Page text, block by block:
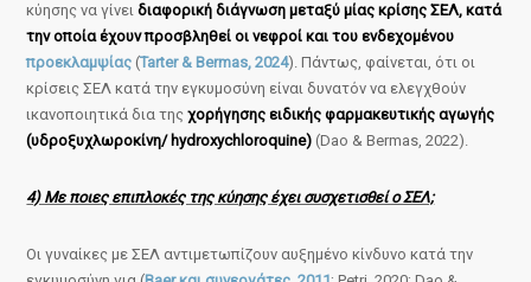
κύησης να γίνειδιαφορική διάγνωση μεταξύ μίας κρίσης ΣΕΛ, κατά
την οποία έχουν προσβληθεί οι νεφροί και του ενδεχομένου
προεκλαμψίας (Tarter & Bermas, 2024). Πάντως, φαίνεται, ότι οι
κρίσεις ΣΕΛ κατά την εγκυμοσύνη είναι δυνατόν να ελεγχθούν
ικανοποιητικά δια τηςχορήγησης ειδικής φαρμακευτικής αγωγής
(υδροξυχλωροκίνη/ hydroxychloroquine) (Dao & Bermas, 2022).
4) Με ποιες επιπλοκές της κύησης έχει συσχετισθεί ο ΣΕΛ;
Οι γυναίκες με ΣΕΛ αντιμετωπίζουν αυξημένο κίνδυνο κατά την